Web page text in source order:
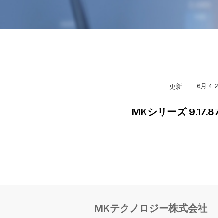
更新 6月 4,
MKシリーズ
MKテクノロジー株式会社